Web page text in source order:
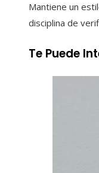
Mantiene un
disciplina de
Te Puede